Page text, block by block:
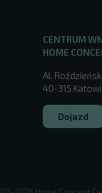
CENTRUM
HOME
Al.
40-315
Dojazd